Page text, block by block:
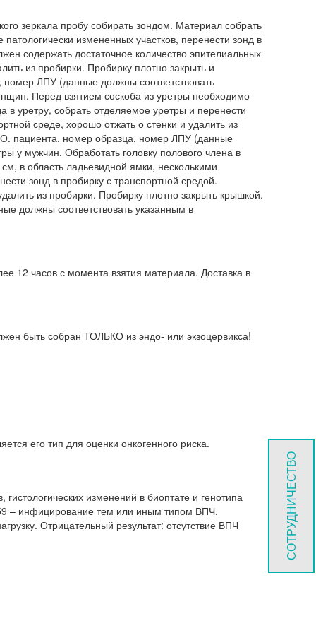
зеркала пробу собирать зондом. Материал собрать
измененных участков, перенести зонд в
содержать достаточное количество эпителиальных
из пробирки. Пробирку плотно закрыть и
ЛПУ (данные должны соответствовать
Перед взятием соскоба из уретры необходимо
в уретру, собрать отделяемое уретры и перенести
среде, хорошо отжать о стенки и удалить из
пациента, номер образца, номер ЛПУ (данные
у мужчин. Обработать головку полового члена в
в область ладьевидной ямки, несколькими
зонд в пробирку с транспортной средой.
из пробирки. Пробирку плотно закрыть крышкой.
должны соответствовать указанным в
12 часов с момента взятия материала. Доставка в
быть собран ТОЛЬКО из эндо- или экзоцервикса!
его тип для оценки онкогенного риска.
гистологических изменений в биоптате и генотипа
– инфицирование тем или иным типом ВПЧ.
Отрицательный результат: отсутствие ВПЧ
СОТРУДНИЧЕСТВО